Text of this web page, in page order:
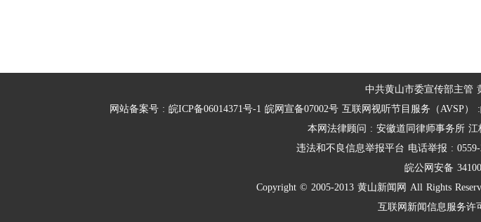
中共黄山市委宣传部主管
网站备案号 : 皖ICP备06014371号-1 皖网宣备07002号 互联网视听节目服务（AVSP）
本网法律顾问 : 安徽道同律师事务所 江
违法和不良信息举报平台 电话举报 :
皖公网安备
Copyright © 2005-2013 黄山新闻网 All Rights
互联网新闻信息服务许